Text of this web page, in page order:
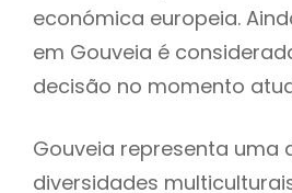
económica europeia.
em Gouveia é
decisão no momento
Gouveia representa uma
diversidades